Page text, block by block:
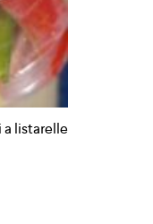
listarelle